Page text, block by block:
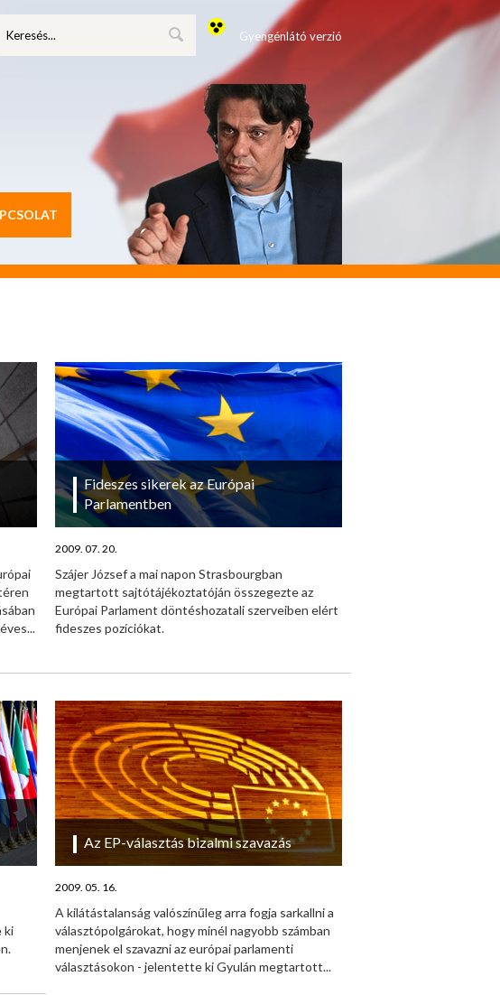
Gyengénlátó verzió
Fideszes sikerek az Európai
Parlamentben
2009. 07. 20.
Szájer József a mai napon Strasbourgban
megtartott sajtótájékoztatóján összegezte az
Európai Parlament döntéshozatali szerveiben elért
fideszes pozíciókat.
ki
Az EP-választás bizalmi szavazás
2009. 05. 16.
A kilátástalanság valószínűleg arra fogja sarkallni a
választópolgárokat, hogy minél nagyobb számban
menjenek el szavazni az európai parlamenti
választásokon - jelentette ki Gyulán megtartott...